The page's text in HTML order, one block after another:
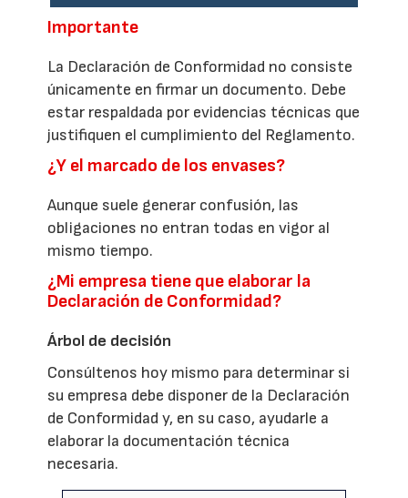
Importante
La Declaración de Conformidad no consiste
únicamente en firmar un documento. Debe
estar respaldada por evidencias técnicas que
justifiquen el cumplimiento del Reglamento.
¿Y el marcado de los envases?
Aunque suele generar confusión, las
obligaciones no entran todas en vigor al
mismo tiempo.
¿Mi empresa tiene que elaborar la
Declaración de Conformidad?
Árbol de decisión
Consúltenos hoy mismo para determinar si
su empresa debe disponer de la Declaración
de Conformidad y, en su caso, ayudarle a
elaborar la documentación técnica
necesaria.